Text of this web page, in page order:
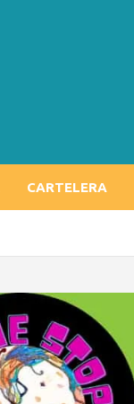
CARTELERA